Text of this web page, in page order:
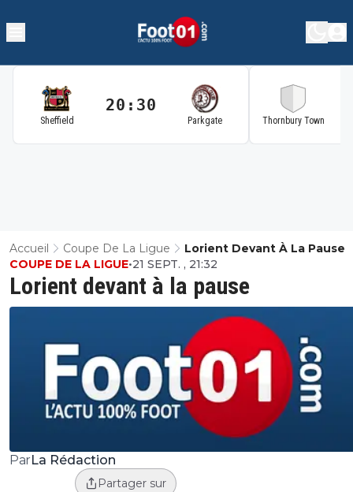
Sheffield
20:30
Parkgate Thornbury Town
Accueil Coupe De La Ligue Lorient Devant À La Pause
Lorient devant à la pause
COUPE DE LA LIGUE•21 SEPT. , 21:32
ParLa Rédaction
Partager sur